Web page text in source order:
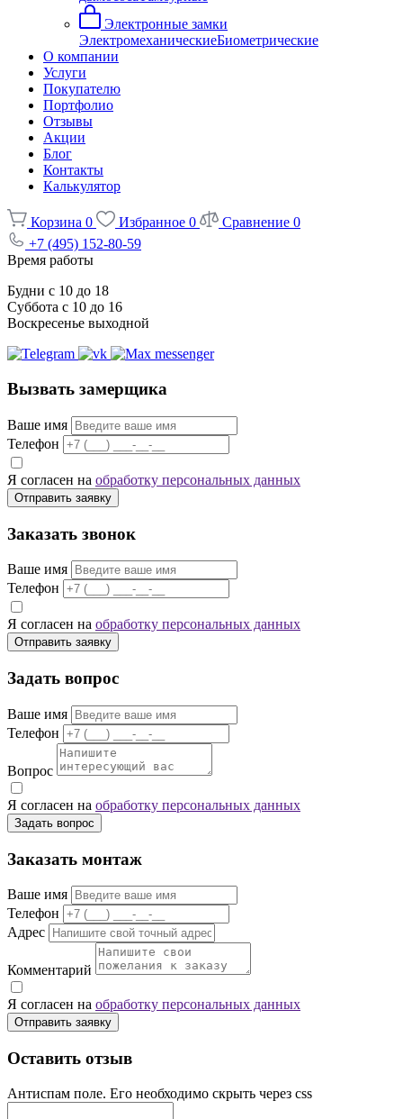
Электронные замки
ЭлектромеханическиеБиометрические
О компании
Услуги
Покупателю
Портфолио
Отзывы
Акции
Блог
Контакты
Калькулятор
Корзина 0 Избранное 0 Сравнение 0
+7 (495) 152-80-59
Время работы
Будни с 10 до 18
Суббота с 10 до 16
Воскресенье выходной
Вызвать замерщика
Ваше имя
Телефон
Я согласен на обработку персональных данных
Отправить заявку
Заказать звонок
Ваше имя
Телефон
Я согласен на обработку персональных данных
Отправить заявку
Задать вопрос
Ваше имя
Телефон
Вопрос
Я согласен на обработку персональных данных
Задать вопрос
Заказать монтаж
Ваше имя
Телефон
Адрес
Комментарий
Я согласен на обработку персональных данных
Отправить заявку
Оставить отзыв
Антиспам поле. Его необходимо скрыть через css